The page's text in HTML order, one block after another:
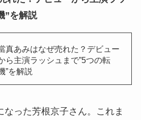
”を解説
真あみはなぜ売れた？デビュー
ら主演ラッシュまで”5つの転
”を解説
なった芳根京子さん。これま